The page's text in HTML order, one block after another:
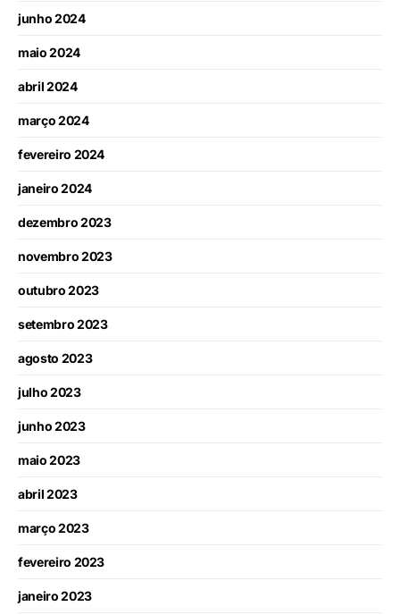
junho 2024
maio 2024
abril 2024
março 2024
fevereiro 2024
janeiro 2024
dezembro 2023
novembro 2023
outubro 2023
setembro 2023
agosto 2023
julho 2023
junho 2023
maio 2023
abril 2023
março 2023
fevereiro 2023
janeiro 2023